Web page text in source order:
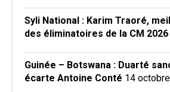
Syli National : Karim Traoré,
des éliminatoires de la CM 2026
Guinée – Botswana : Duarté
écarte Antoine Conté 14